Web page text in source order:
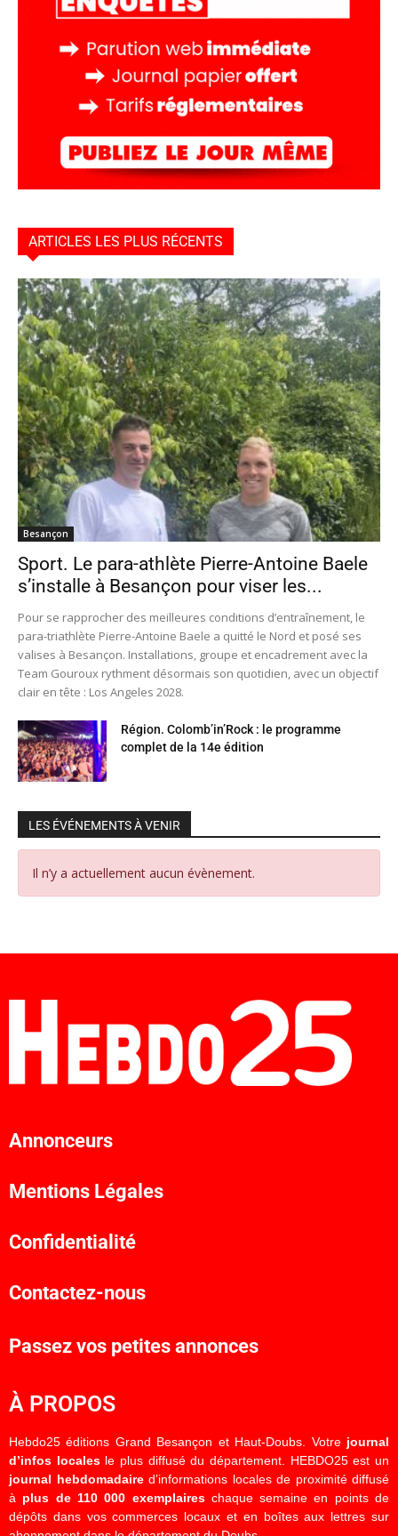
ARTICLES LES PLUS RÉCENTS
Besançon
Sport. Le para-athlète Pierre-Antoine Baele
s’installe à Besançon pour viser les...
Pour se rapprocher des meilleures conditions d’entraînement, le
para-triathlète Pierre-Antoine Baele a quitté le Nord et posé ses
valises à Besançon. Installations, groupe et encadrement avec la
Team Gouroux rythment désormais son quotidien, avec un objectif
clair en tête : Los Angeles 2028.
Région. Colomb’in’Rock : le programme
complet de la 14e édition
LES ÉVÉNEMENTS À VENIR
Il n’y a actuellement aucun évènement.
Annonceurs
Mentions Légales
Confidentialité
Contactez-nous
Passez vos petites annonces
À PROPOS
Hebdo25 éditions Grand Besançon et Haut-Doubs. Votre journal
d’infos localesle plus diffusé du département. HEBDO25 est un
journal hebdomadaired’informations locales de proximité diffusé
à plus de 110 000 exemplaireschaque semaine en points de
dépôts dans vos commerces locaux et en boîtes aux lettres sur